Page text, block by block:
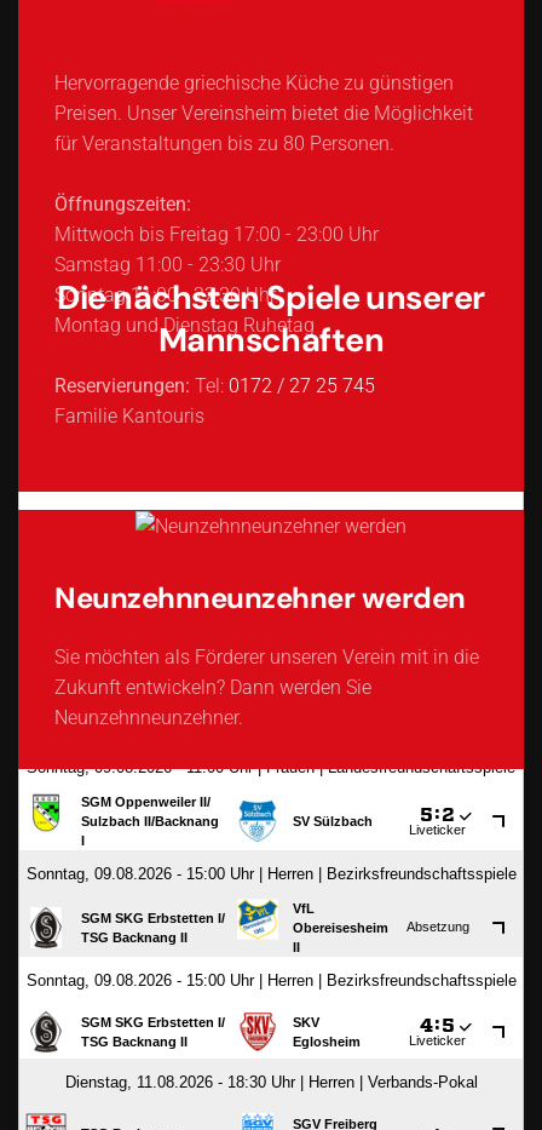
Hervorragende griechische Küche zu günstigen
Preisen. Unser Vereinsheim bietet die Möglichkeit
für Veranstaltungen bis zu 80 Personen.
Öffnungszeiten:
Mittwoch bis Freitag 17:00 - 23:00 Uhr
Samstag 11:00 - 23:30 Uhr
Sonntag 11:00 - 22:30 Uhr
Montag und Dienstag Ruhetag
Reservierungen: Tel: 0172 / 27 25 745
Familie Kantouris
Neunzehnneunzehner werden
Sie möchten als Förderer unseren Verein mit in die
Zukunft entwickeln? Dann werden Sie
Neunzehnneunzehner.
Die nächsten Spiele unserer
Mannschaften